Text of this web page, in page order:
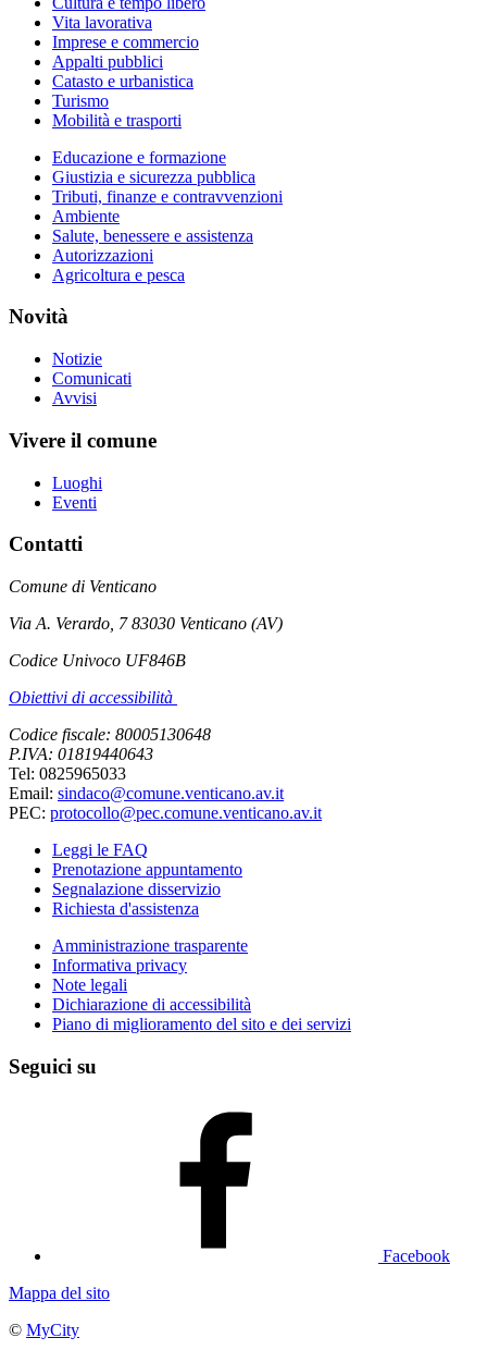
Vita lavorativa
Imprese e commercio
Appalti pubblici
Catasto e urbanistica
Turismo
Mobilità e trasporti
Educazione e formazione
Giustizia e sicurezza pubblica
Tributi, finanze e contravvenzioni
Ambiente
Salute, benessere e assistenza
Autorizzazioni
Agricoltura e pesca
Novità
Notizie
Comunicati
Avvisi
Vivere il comune
Luoghi
Eventi
Contatti
Comune di Venticano
Via A. Verardo, 7 83030 Venticano (AV)
Codice Univoco UF846B
Obiettivi di accessibilità
Codice fiscale: 80005130648
P.IVA: 01819440643
Tel: 0825965033
Email: sindaco@comune.venticano.av.it
PEC: protocollo@pec.comune.venticano.av.it
Leggi le FAQ
Prenotazione appuntamento
Segnalazione disservizio
Richiesta d'assistenza
Amministrazione trasparente
Informativa privacy
Note legali
Dichiarazione di accessibilità
Piano di miglioramento del sito e dei servizi
Seguici su
Facebook
Mappa del sito
© MyCity